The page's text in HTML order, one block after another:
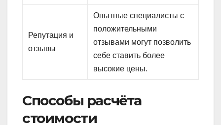
Репутация и
отзывы
Опытные специалисты с
положительными
отзывами могут позволить
себе ставить более
высокие цены.
Способы расчёта
стоимости